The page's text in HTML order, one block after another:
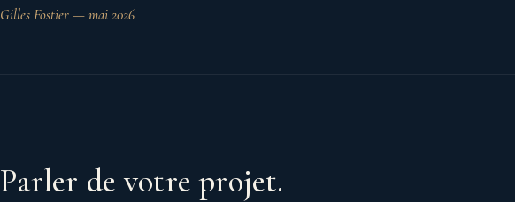
Gilles Fostier — mai 2026
Parler de votre projet.